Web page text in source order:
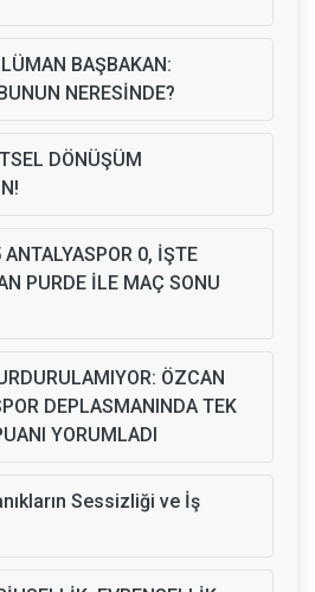
BAŞBAKAN:
NERESİNDE?
DÖNÜŞÜM
0, İŞTE
PURDE İLE MAÇ SONU
ÖZCAN
DEPLASMANINDA TEK
YORUMLADI
Sessizliği ve İş